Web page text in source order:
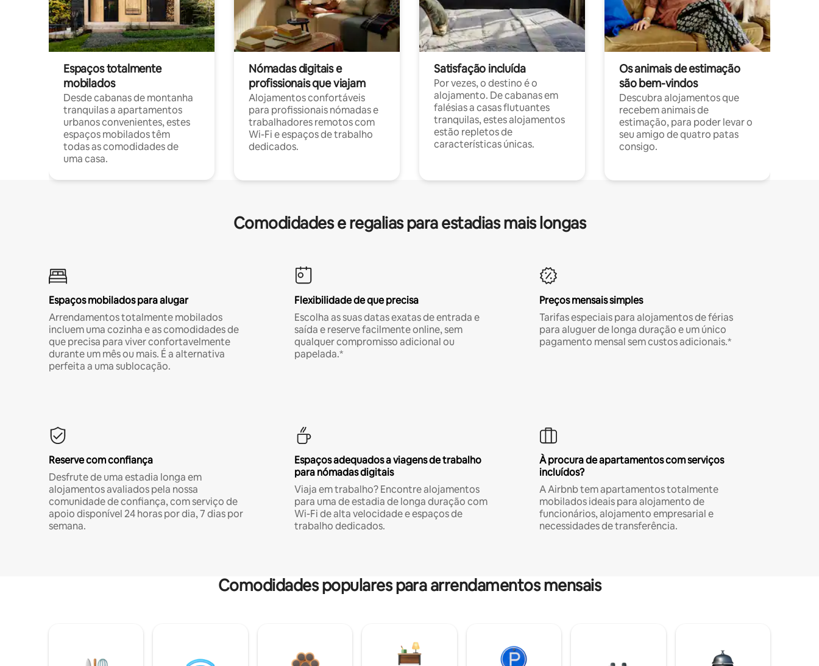
Espaços totalmente
mobilados
Desde cabanas de montanha
tranquilas a apartamentos
urbanos convenientes, estes
espaços mobilados têm
todas as comodidades de
uma casa.
Nómadas digitais e
profissionais que viajam
Alojamentos confortáveis
para profissionais nómadas e
trabalhadores remotos com
Wi-Fi e espaços de trabalho
dedicados.
Satisfação incluída
Por vezes, o destino é o
alojamento. De cabanas em
falésias a casas flutuantes
tranquilas, estes alojamentos
estão repletos de
características únicas.
Os animais de estimação
são bem-vindos
Descubra alojamentos que
recebem animais de
estimação, para poder levar o
seu amigo de quatro patas
consigo.
Comodidades e regalias para estadias mais longas
Espaços mobilados para alugar
Arrendamentos totalmente mobilados
incluem uma cozinha e as comodidades de
que precisa para viver confortavelmente
durante um mês ou mais. É a alternativa
perfeita a uma sublocação.
Flexibilidade de que precisa
Escolha as suas datas exatas de entrada e
saída e reserve facilmente online, sem
qualquer compromisso adicional ou
papelada.*
Preços mensais simples
Tarifas especiais para alojamentos de férias
para aluguer de longa duração e um único
pagamento mensal sem custos adicionais.*
Reserve com confiança
Desfrute de uma estadia longa em
alojamentos avaliados pela nossa
comunidade de confiança, com serviço de
apoio disponível 24 horas por dia, 7 dias por
semana.
Espaços adequados a viagens de trabalho
para nómadas digitais
Viaja em trabalho? Encontre alojamentos
para uma de estadia de longa duração com
Wi-Fi de alta velocidade e espaços de
trabalho dedicados.
À procura de apartamentos com serviços
incluídos?
A Airbnb tem apartamentos totalmente
mobilados ideais para alojamento de
funcionários, alojamento empresarial e
necessidades de transferência.
Comodidades populares para arrendamentos mensais